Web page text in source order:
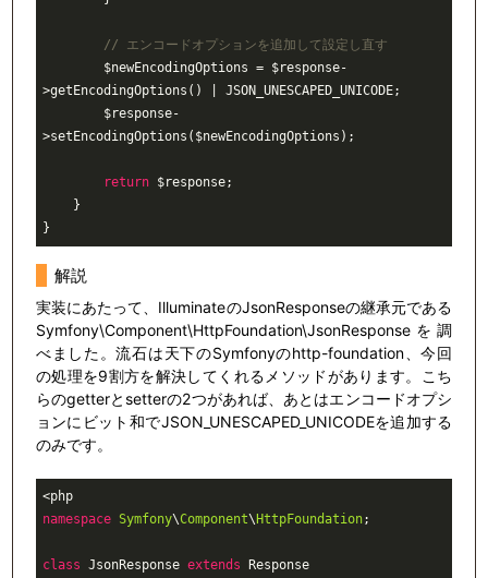
// エンコードオプションを追加して設定し直す
>getEncodingOptions() | JSON_UNESCAPED_UNICODE;
>setEncodingOptions($newEncodingOptions);
return $response;
解説
実装にあたって、IlluminateのJsonResponseの継承元である
Symfony\Component\HttpFoundation\JsonResponseを調
べました。流石は天下のSymfonyのhttp-foundation、今回
の処理を9割方を解決してくれるメソッドがあります。こち
らのgetterとsetterの2つがあれば、あとはエンコードオプシ
ョンにビット和でJSON_UNESCAPED_UNICODEを追加する
のみです。
<php
namespace Symfony\Component\HttpFoundation;
class JsonResponse extends Response